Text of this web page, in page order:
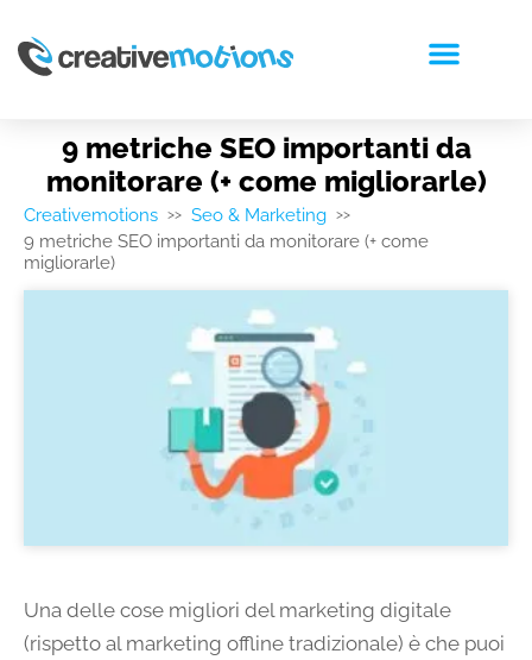
9 metriche SEO importanti da
monitorare (+ come migliorarle)
Creativemotions >> Seo & Marketing >>
9 metriche SEO importanti da monitorare (+ come
migliorarle)
Una delle cose migliori del marketing digitale
(rispetto al marketing offline tradizionale) è che puoi